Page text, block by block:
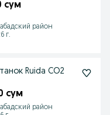
сум
район
г.
Ruida CO2
сум
район